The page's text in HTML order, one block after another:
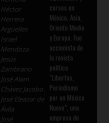
Héctor
Herrera
Argüelles
Israel
Mendoza
Jesús
Zambrano
José Alam
Chávez Jacobo
José Eleazar de
Ávila
José
cursos en
México, Asia,
Oriente Medio
y Europa. Fue
accionista de
la revista
política
“Libertas,
Periodismo
por un México
Nuevo”, una
empresa de